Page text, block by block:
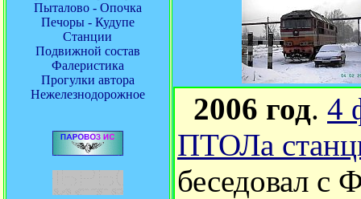
Пыталово - Опочка
Печоры - Кудупе
Станции
Подвижной состав
Фалеристика
Прогулки автора
Нежелезнодорожное
2006 год. 4
ПТОЛа
беседовал с